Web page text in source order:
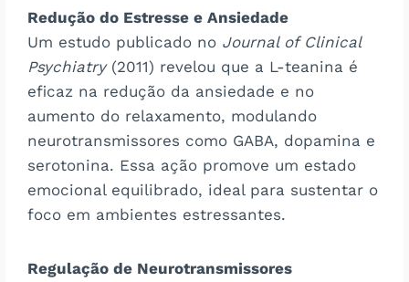
Redução do Estresse e Ansiedade
Um estudo publicado no Journal of Clinical
Psychiatry(2011) revelou que a L-teanina é
eficaz na redução da ansiedade e no
aumento do relaxamento, modulando
neurotransmissores como GABA, dopamina e
serotonina. Essa ação promove um estado
emocional equilibrado, ideal para sustentar o
foco em ambientes estressantes.
Regulação de Neurotransmissores